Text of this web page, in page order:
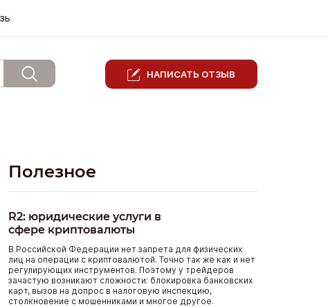
НАПИСАТЬ ОТЗЫВ
Полезное
R2: юридические услуги в
сфере криптовалюты
В Российской Федерации нет запрета для физических
лиц на операции с криптовалютой. Точно так же как и нет
регулирующих инструментов. Поэтому у трейдеров
зачастую возникают сложности: блокировка банковских
карт, вызов на допрос в налоговую инспекцию,
столкновение с мошенниками и многое другое.